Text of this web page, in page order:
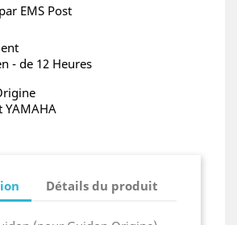
EMS Post
- de 12 Heures
YAMAHA
Détails du produit